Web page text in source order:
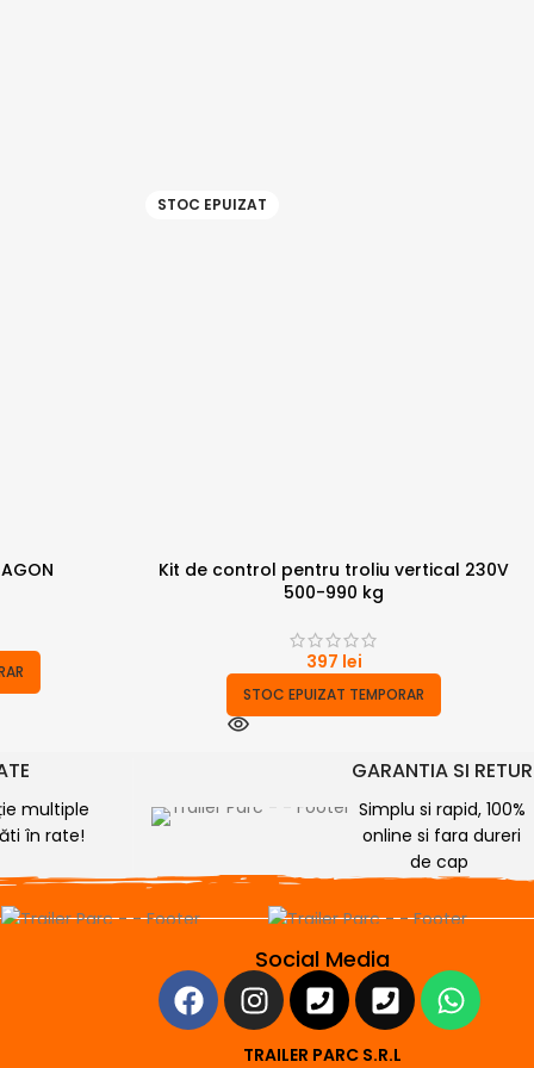
STOC EPUIZAT
Kit de control pentru troliu vertical 230V
500-990 kg
397 lei
STOC EPUIZAT TEMPORAR
multiple
în rate!
GARANTIA SI RETUR
Simplu si rapid, 100%
online si fara dureri
de cap
Social Media
TRAILER PARC S.R.L